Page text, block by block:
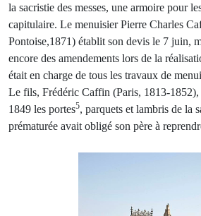
la sacristie des messes, une armoire pour
capitulaire. Le menuisier Pierre Charles
Pontoise,1871) établit son devis le 7 juin,
encore des amendements lors de la
était en charge de tous les travaux de
Le fils, Frédéric Caffin (Paris, 1813-1852),
1849 les portes5, parquets et lambris de la
prématurée avait obligé son père à